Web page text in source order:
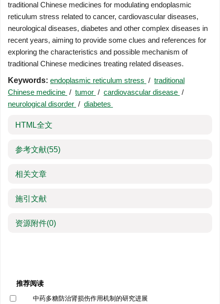
traditional Chinese medicines for modulating endoplasmic
reticulum stress related to cancer, cardiovascular diseases,
neurological diseases, diabetes and other complex diseases in
recent years, aiming to provide some clues and references for
exploring the characteristics and possible mechanism of
traditional Chinese medicines treating related diseases.
Keywords: endoplasmic reticulum stress / traditional
Chinese medicine / tumor / cardiovascular disease /
neurological disorder / diabetes
HTML全文
参考文献(55)
相关文章
施引文献
资源附件(0)
推荐阅读
中药多糖防治肾损伤作用机制的研究进展